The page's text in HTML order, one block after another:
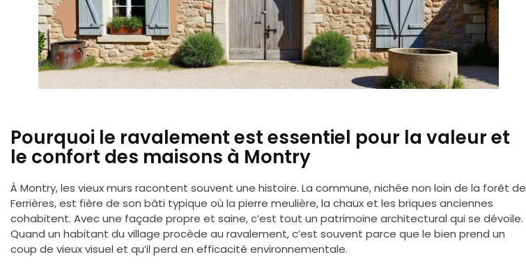
Pourquoi le ravalement est essentiel pour la valeur et
le confort des maisons à Montry
À Montry, les vieux murs racontent souvent une histoire. La commune, nichée non loin de la forêt de
Ferrières, est fière de son bâti typique où la pierre meulière, la chaux et les briques anciennes
cohabitent. Avec une façade propre et saine, c’est tout un patrimoine architectural qui se dévoile.
Quand un habitant du village procède au ravalement, c’est souvent parce que le bien prend un
coup de vieux visuel et qu’il perd en efficacité environnementale.